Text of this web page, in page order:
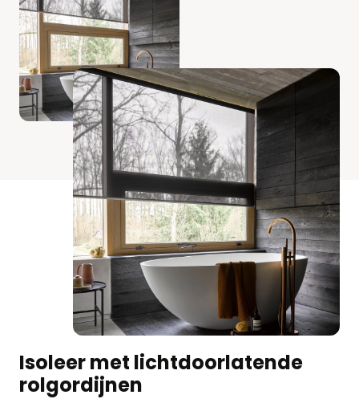
Isoleer met lichtdoorlatende
rolgordijnen